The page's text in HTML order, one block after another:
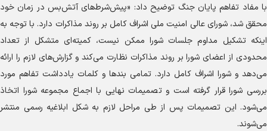
با مفاد تفاهم پایان جنگ توضیح داد: «پیش‌شرط‌های آتش‌بس در زمان خود
محقق شد، شورای عالی امنیت ملی اشراف کامل بر روند مذاکرات دارد. با توجه به
اینکه تشکیل مداوم جلسات شورا ممکن نیست، کمیته‌ای متشکل از تعداد
محدودی از اعضای شورا بر روند مذاکرات نظارت می‌کند و گزارش‌های لازم را ارائه
می‌دهد و شورا اشراف کامل دارد. تمامی بند‌ها و کلمات یادداشت تفاهم مورد
بررسی شورا قرار گرفته است و تصمیمات نهایی با اجماع مجموعه شورا اتخاذ
می‌شود. این تصمیمات پس از طی مراحل لازم به شکل ابلاغیه رسمی منتشر
می‌شوند.